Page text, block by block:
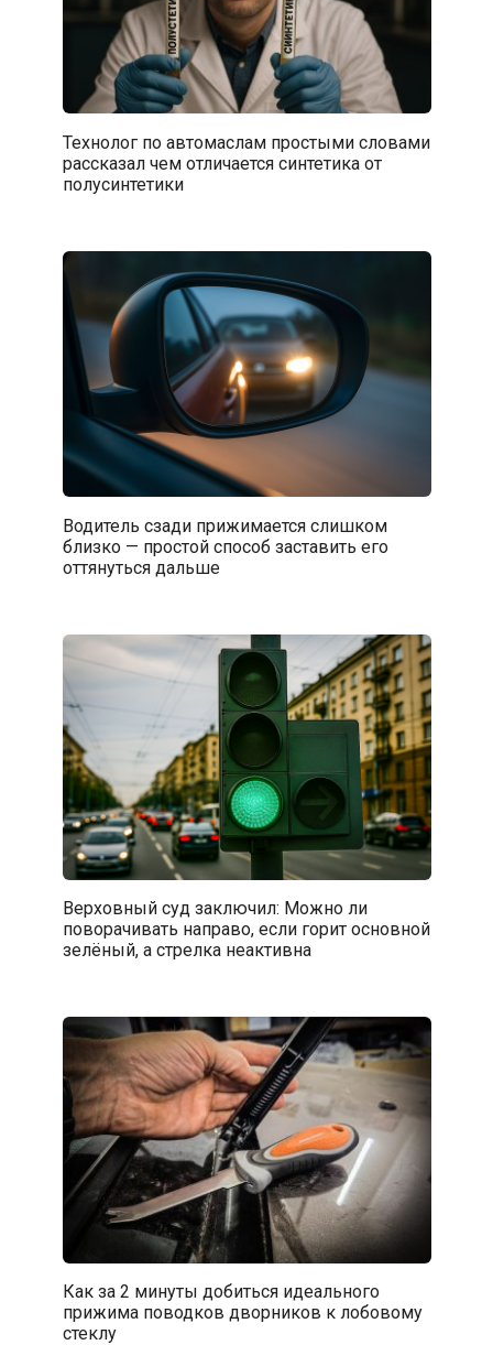
Технолог по автомаслам простыми словами
рассказал чем отличается синтетика от
полусинтетики
Водитель сзади прижимается слишком
близко — простой способ заставить его
оттянуться дальше
Верховный суд заключил: Можно ли
поворачивать направо, если горит основной
зелёный, а стрелка неактивна
Как за 2 минуты добиться идеального
прижима поводков дворников к лобовому
стеклу